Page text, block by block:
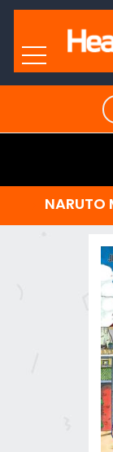
NARUTO